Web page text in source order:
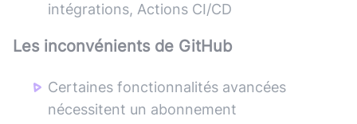
intégrations, Actions CI/CD
Les inconvénients de GitHub
Certaines fonctionnalités avancées
nécessitent un abonnement